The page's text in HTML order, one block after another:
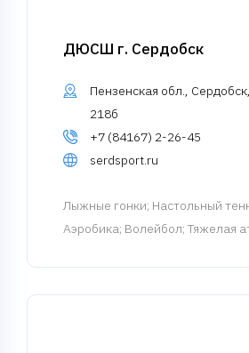
ДЮСШ г. Сердобск
Пензенская обл.,
218б
+7 (84167) 2-26-45
serdsport.ru
Лыжные гонки; Настольный
Аэробика; Волейбол; Тяжелая